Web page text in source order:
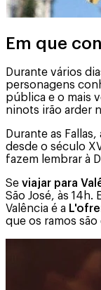
Em que
Durante vários
personagens
pública e o mais
ninots irão arder
Durante as
desde o século
fazem lembrar à
Se viajar para
São José, às
Valência é a
que os ramos